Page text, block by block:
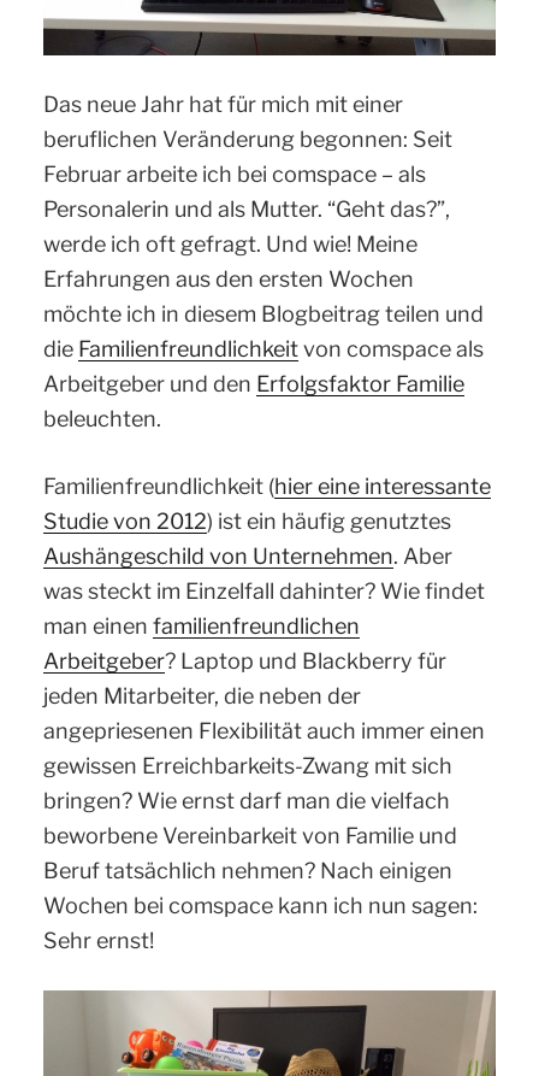
Das neue Jahr hat für mich mit einer
beruflichen Veränderung begonnen: Seit
Februar arbeite ich bei comspace – als
Personalerin und als Mutter. “Geht das?”,
werde ich oft gefragt. Und wie! Meine
Erfahrungen aus den ersten Wochen
möchte ich in diesem Blogbeitrag teilen und
die Familienfreundlichkeitvon comspace als
Arbeitgeber und den Erfolgsfaktor Familie
beleuchten.
Familienfreundlichkeit (hier eine interessante
Studie von 2012) ist ein häufig genutztes
Aushängeschild von Unternehmen. Aber
was steckt im Einzelfall dahinter? Wie findet
man einen familienfreundlichen
Arbeitgeber? Laptop und Blackberry für
jeden Mitarbeiter, die neben der
angepriesenen Flexibilität auch immer einen
gewissen Erreichbarkeits-Zwang mit sich
bringen? Wie ernst darf man die vielfach
beworbene Vereinbarkeit von Familie und
Beruf tatsächlich nehmen? Nach einigen
Wochen bei comspace kann ich nun sagen:
Sehr ernst!